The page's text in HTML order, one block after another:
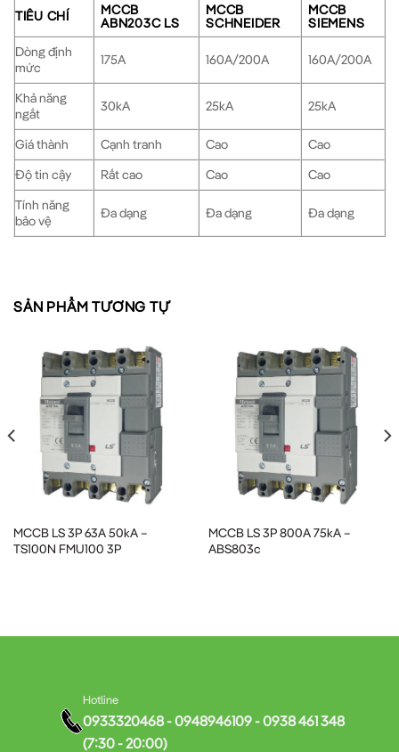
TIÊU CHÍ MCCB
ABN203C LS
MCCB
SCHNEIDER
MCCB
SIEMENS
Dòng định
mức
175A 160A/200A 160A/200A
Khả năng
ngắt
30kA 25kA 25kA
Giá thành Cạnh tranh Cao
Cao
Độ tin cậy
Rất cao Cao
Cao
Tính năng
bảo vệ
Đa dạng Đa dạng Đa dạng
MCCB ABN203c LSđược sử dụng rộng rãi trong nhiều lĩnh
Nhà máy sản xuất:Bảo vệ hệ thống điện cung cấp cho các
máy móc công nghiệp
Tòa nhà thương mại:Đảm bảo an toàn cho hệ thống điện
phục vụ văn phòng, trung tâm thương mại
Chung cư cao tầng:
Bảo vệ mạch điện chính cung cấp cho
Hệ thống điện năng lượng tái tạo:
thống điện mặt trời, điện gió
SẢN PHẨM TƯƠNG TỰ
MCCB LS 3P 63A 50kA –
TS100N FMU100 3P
MCCB LS 3P 800A 75kA –
ABS803c
Hotline
0933320468 - 0948946109 - 0938 461 348
(7:30 - 20:00)